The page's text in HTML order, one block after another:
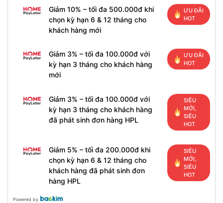
Giảm 10% – tối đa 500.000đ khi
chọn kỳ hạn 6 & 12 tháng cho
khách hàng mới
ƯU ĐÃI
HOT
Giảm 3% – tối đa 100.000đ với
kỳ hạn 3 tháng cho khách hàng
mới
ƯU ĐÃI
HOT
Giảm 3% – tối đa 100.000đ với
kỳ hạn 3 tháng cho khách hàng
đã phát sinh đơn hàng HPL
SIÊU
MỚI,
SIÊU
HOT
Giảm 5% – tối đa 200.000đ khi
chọn kỳ hạn 6 & 12 tháng cho
khách hàng đã phát sinh đơn
hàng HPL
SIÊU
MỚI,
SIÊU
HOT
Powered by